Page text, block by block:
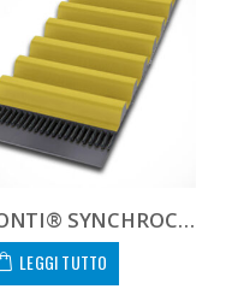
CONTI® SYNCHROCHAIN CARBON CTD 14M 1400 450 C CUSTOM
LEGGI TUTTO